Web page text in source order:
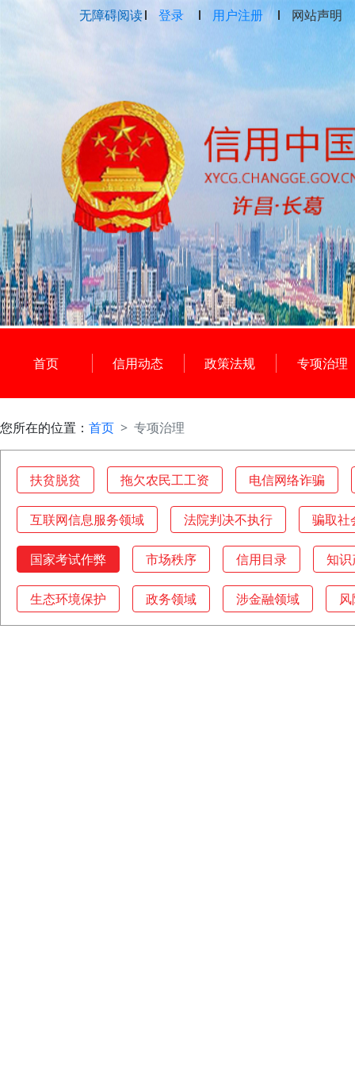
无障碍阅读 登录 用户注册 网站声明
首页 信用动态 政策法规 专项治理
您所在的位置： 首页 专项治理
扶贫脱贫 拖欠农民工工资 电信网络诈骗
互联网信息服务领域 法院判决不执行 骗取社
国家考试作弊 市场秩序 信用目录 知
生态环境保护 政务领域 涉金融领域